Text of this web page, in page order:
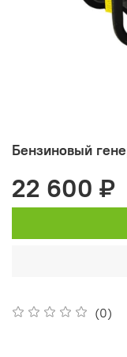
Бензиновый
(0)
22 600 ₽